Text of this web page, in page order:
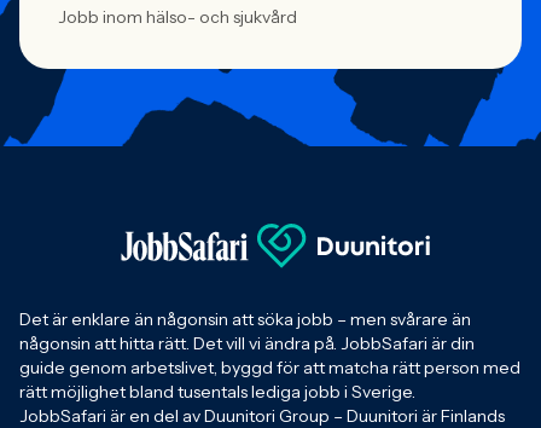
Jobb inom hälso- och sjukvård
Det är enklare än någonsin att söka jobb – men svårare än
någonsin att hitta rätt. Det vill vi ändra på. JobbSafari är din
guide genom arbetslivet, byggd för att matcha rätt person med
rätt möjlighet bland tusentals lediga jobb i Sverige.
JobbSafari är en del av Duunitori Group – Duunitori är Finlands